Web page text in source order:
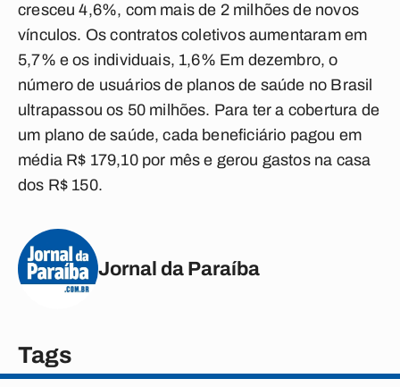
cresceu 4,6%, com mais de 2 milhões de novos
vínculos. Os contratos coletivos aumentaram em
5,7% e os individuais, 1,6% Em dezembro, o
número de usuários de planos de saúde no Brasil
ultrapassou os 50 milhões. Para ter a cobertura de
um plano de saúde, cada beneficiário pagou em
média R$ 179,10 por mês e gerou gastos na casa
dos R$ 150.
Jornal da Paraíba
Tags